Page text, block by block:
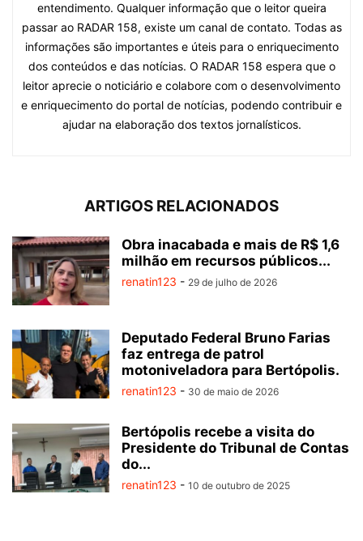
entendimento. Qualquer informação que o leitor queira
passar ao RADAR 158, existe um canal de contato. Todas as
informações são importantes e úteis para o enriquecimento
dos conteúdos e das notícias. O RADAR 158 espera que o
leitor aprecie o noticiário e colabore com o desenvolvimento
e enriquecimento do portal de notícias, podendo contribuir e
ajudar na elaboração dos textos jornalísticos.
ARTIGOS RELACIONADOS
Obra inacabada e mais de R$ 1,6
milhão em recursos públicos...
renatin123 - 29 de julho de 2026
Deputado Federal Bruno Farias
faz entrega de patrol
motoniveladora para Bertópolis.
renatin123 - 30 de maio de 2026
Bertópolis recebe a visita do
Presidente do Tribunal de Contas
do...
renatin123 - 10 de outubro de 2025